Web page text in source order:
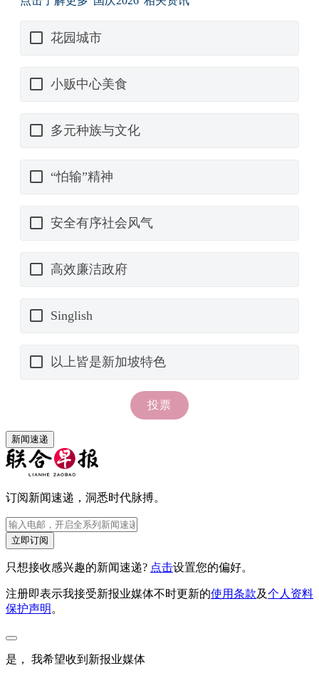
新闻速递
订阅新闻速递，洞悉时代脉搏。
立即订阅
只想接收感兴趣的新闻速递? 点击设置您的偏好。
注册即表示我接受新报业媒体不时更新的使用条款及个人资料
保护声明 。
是， 我希望收到新报业媒体